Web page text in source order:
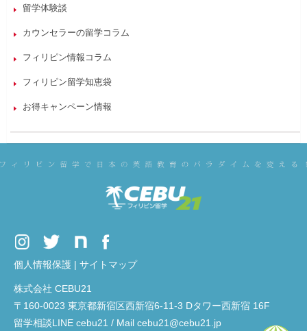
留学体験談
カウンセラーの留学コラム
フィリピン情報コラム
フィリピン留学知恵袋
お得キャンペーン情報
個人情報保護 | サイトマップ
株式会社 CEBU21
〒160-0023 東京都新宿区西新宿6-11-3 Dタワー西新宿 16F
留学相談LINE cebu21 / Mail cebu21@cebu21.jp